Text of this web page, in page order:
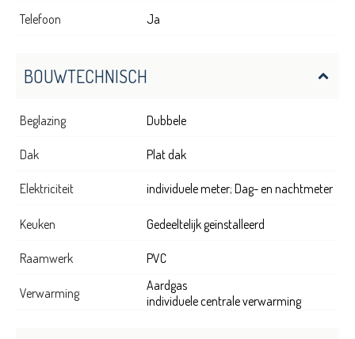
Telefoon Ja
BOUWTECHNISCH
Beglazing Dubbele
Dak Plat dak
Elektriciteit individuele meter; Dag- en nachtmeter
Keuken Gedeeltelijk geïnstalleerd
Raamwerk PVC
Verwarming
Aardgas
individuele centrale verwarming